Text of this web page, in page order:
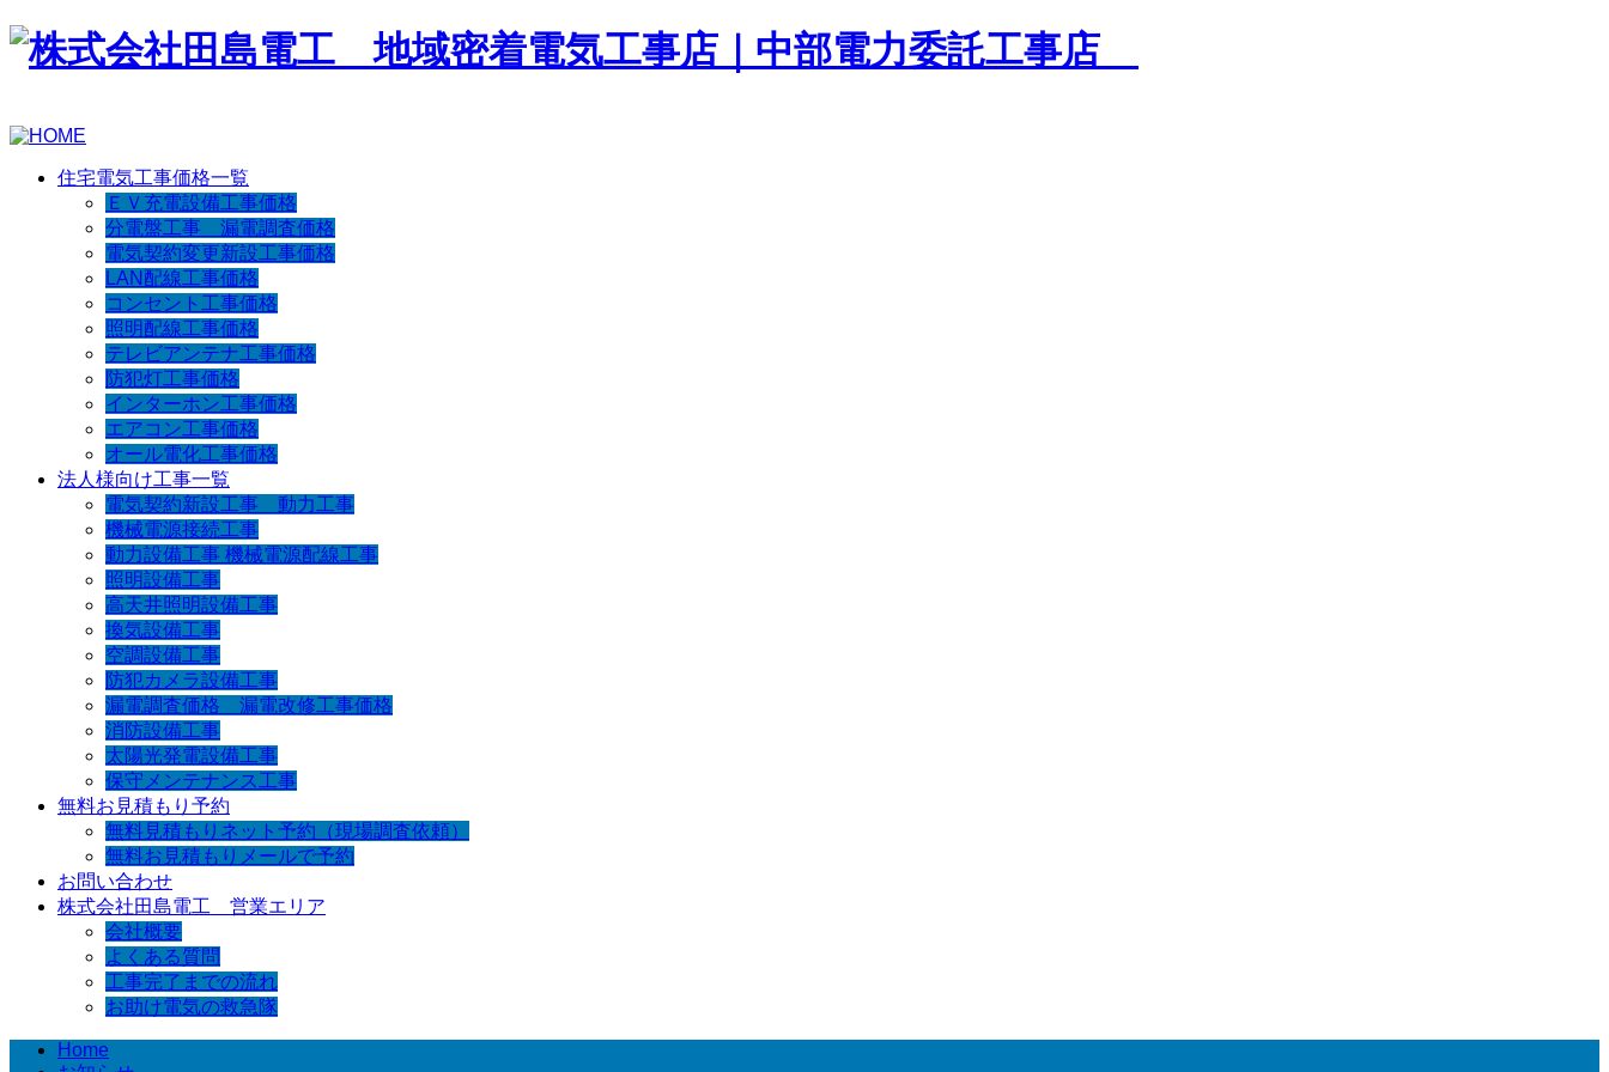
住宅電気工事価格一覧
ＥＶ充電設備工事価格
分電盤工事 漏電調査価格
電気契約変更新設工事価格
LAN配線工事価格
コンセント工事価格
照明配線工事価格
テレビアンテナ工事価格
防犯灯工事価格
インターホン工事価格
エアコン工事価格
オール電化工事価格
法人様向け工事一覧
電気契約新設工事 動力工事
機械電源接続工事
動力設備工事 機械電源配線工事
照明設備工事
高天井照明設備工事
換気設備工事
空調設備工事
防犯カメラ設備工事
漏電調査価格 漏電改修工事価格
消防設備工事
太陽光発電設備工事
保守メンテナンス工事
無料お見積もり予約
無料見積もりネット予約（現場調査依頼）
無料お見積もりメールで予約
お問い合わせ
株式会社田島電工 営業エリア
会社概要
よくある質問
工事完了までの流れ
お助け電気の救急隊
Home